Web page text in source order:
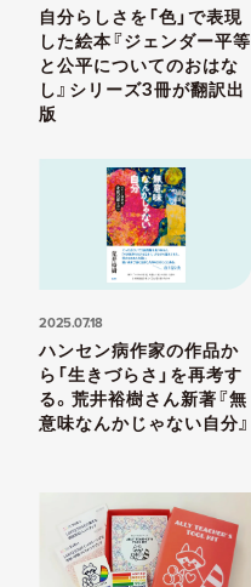
自分らしさを「色」で表現
した絵本『ジェンダー平等
と公平についてのおはな
し』シリーズ3冊が翻訳出
版
2025.07.18
ハンセン病作家の作品か
ら「生きづらさ」を再考す
る。荒井裕樹さん新著『無
意味なんかじゃない自分』